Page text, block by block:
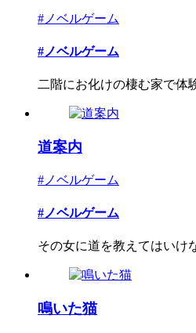
#ノベルゲーム
#ノベルゲーム
二階にお化けの棲む家で体
道案内
#ノベルゲーム
#ノベルゲーム
その女に道を教えてはいけ
鳴いた猫